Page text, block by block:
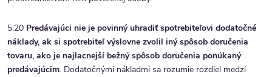
5.20 Predávajúci nie je povinný uhradiť spotrebiteľovi dodatočné
náklady, ak si spotrebiteľ výslovne zvolil iný spôsob doručenia
tovaru, ako je najlacnejší bežný spôsob doručenia ponúkaný
predávajúcim. Dodatočnými nákladmi sa rozumie rozdiel medzi